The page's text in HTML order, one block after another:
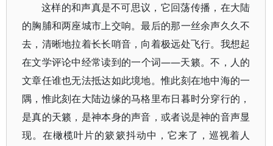
这样的和声真是不可思议，它回荡传播，在大陆
的胸脯和两座城市上交响。最后的那一丝余声久久不
去，清晰地拉着长长哨音，向着极远处飞行。我想起
在文学评论中经常读到的一个词——天籁。不，人的
文章任谁也无法抵达如此境地。惟此刻在地中海的一
隅，惟此刻在大陆边缘的马格里布日暮时分穿行的，
是真的天籁，是神本身的声音，或者说是神的音声显
现。在橄榄叶片的簌簌抖动中，它来了，巡视着人